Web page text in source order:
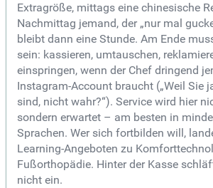
Extragröße, mittags eine chinesische
Nachmittag jemand, der „nur mal
bleibt dann eine Stunde. Am Ende
sein: kassieren, umtauschen,
einspringen, wenn der Chef dringend
Instagram-Account braucht („Weil Sie
sind, nicht wahr?“). Service wird hier
sondern erwartet – am besten in
Sprachen. Wer sich fortbilden will,
Learning-Angeboten zu
Fußorthopädie. Hinter der Kasse
nicht ein.